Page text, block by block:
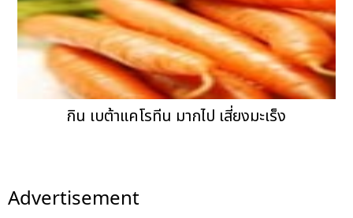
กิน เบต้าแคโรทีน มากไป เสี่ยงมะเร็ง
Advertisement